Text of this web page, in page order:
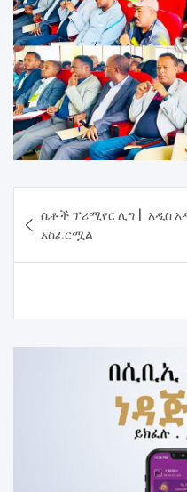
navigation
ሴቶች ፕሪሚየር ሊግ | አዲስ
አስፈርሟል